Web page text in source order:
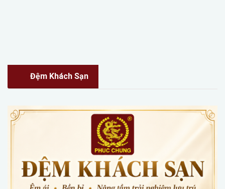
Đệm Khách Sạn